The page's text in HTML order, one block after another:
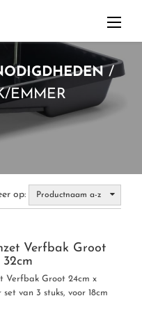
/
EMMER
op: Productnaam a-z
Verfbak Groot
Verfbak Groot 24cm x
set van 3 stuks, voor 18cm